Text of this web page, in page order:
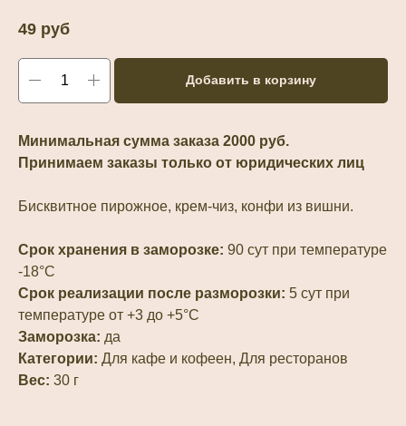
49 руб
Добавить в корзину
Минимальная сумма заказа 2000 руб.
Принимаем заказы только от юридических лиц
Бисквитное пирожное, крем-чиз, конфи из вишни.
Срок хранения в заморозке: 90 сут при температуре
-18°С
Срок реализации после разморозки: 5 сут при
температуре от +3 до +5°С
Заморозка: да
Категории: Для кафе и кофеен, Для ресторанов
Вес: 30 г